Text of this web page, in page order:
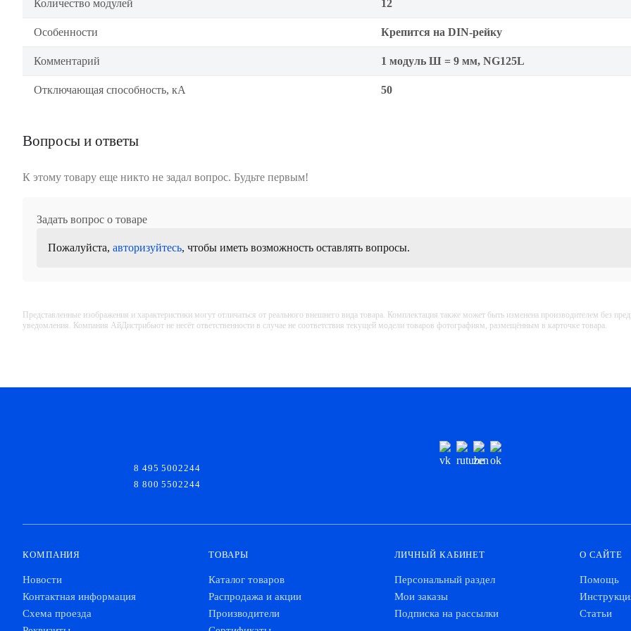
Количество модулей 12
Особенности Крепится на DIN-рейку
Комментарий 1 модуль Ш = 9 мм, NG125L
Отключающая способность, кА 50
Вопросы и ответы
К этому товару еще никто не задал вопрос. Будьте первым!
Задать вопрос о товаре
Пожалуйста, авторизуйтесь, чтобы иметь возможность оставлять вопросы.
Представленные изображения и характеристики могут отличаться от реального внешнего вида товара. Комплектация также может быть изменена производителем без
уведомления. Компания АйДистрибьют не несёт ответственности в случае не соответствия текущей модели товаров фотографиям, размещённым в карточке товара.
8 495 5002244
8 800 5502244
КОМПАНИЯ
Новости
Контактная информация
Схема проезда
ТОВАРЫ
Каталог товаров
Распродажа и акции
Производители
ЛИЧНЫЙ КАБИНЕТ
Персональный раздел
Мои заказы
Подписка на рассылки
О САЙТЕ
Помощь
Статьи